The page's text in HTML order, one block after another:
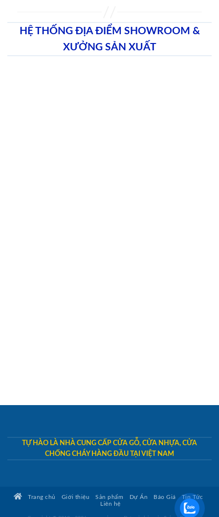
HỆ THỐNG ĐỊA ĐIỂM SHOWROOM &
XƯỞNG SẢN XUẤT
TỰ HÀO LÀ NHÀ CUNG CẤP CỬA GỖ, CỬA NHỰA, CỬA
CHỐNG CHÁY HÀNG ĐẦU TẠI VIỆT NAM
Trang chủ Giới thiệu Sản phẩm Dự Án Báo Giá
Tin Tức
Liên hệ